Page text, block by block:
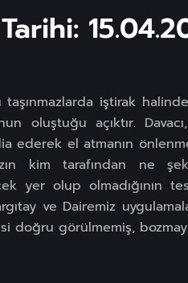
taşınmazlarda iştirak
oluştuğu açıktır.
ederek el atmanın
kim tarafından ne
yer olup olmadığının
ve Dairemiz
doğru görülmemiş,